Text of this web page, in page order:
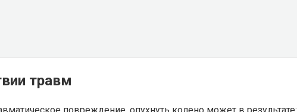
травм
повреждение, опухнуть колено может в результате: